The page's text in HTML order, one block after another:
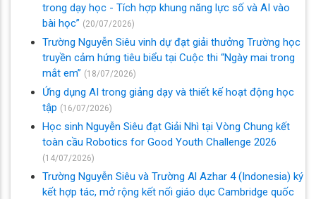
trong dạy học - Tích hợp khung năng lực số và AI vào
bài học” (20/07/2026)
Trường Nguyễn Siêu vinh dự đạt giải thưởng Trường học
truyền cảm hứng tiêu biểu tại Cuộc thi “Ngày mai trong
mắt em” (18/07/2026)
Ứng dụng AI trong giảng dạy và thiết kế hoạt động học
tập (16/07/2026)
Học sinh Nguyễn Siêu đạt Giải Nhì tại Vòng Chung kết
toàn cầu Robotics for Good Youth Challenge 2026
(14/07/2026)
Trường Nguyễn Siêu và Trường Al Azhar 4 (Indonesia) ký
kết hợp tác, mở rộng kết nối giáo dục Cambridge quốc